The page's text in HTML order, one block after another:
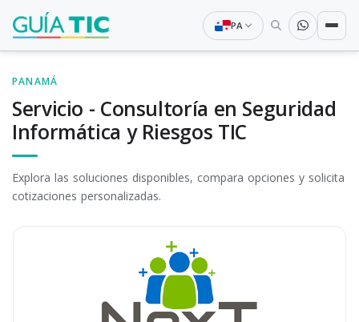
PA
PANAMÁ
Servicio - Consultoría en Seguridad
Informática y Riesgos TIC
Explora las soluciones disponibles, compara opciones y solicita
cotizaciones personalizadas.